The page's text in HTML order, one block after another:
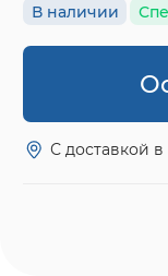
В наличии
С доставкой